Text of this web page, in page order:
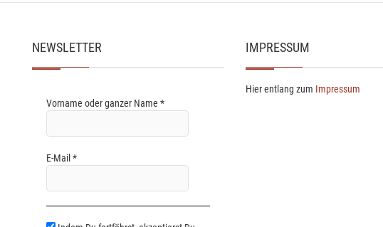
NEWSLETTER
Vorname oder ganzer Name *
E-Mail *
IMPRESSUM
Hier entlang zum Impressum